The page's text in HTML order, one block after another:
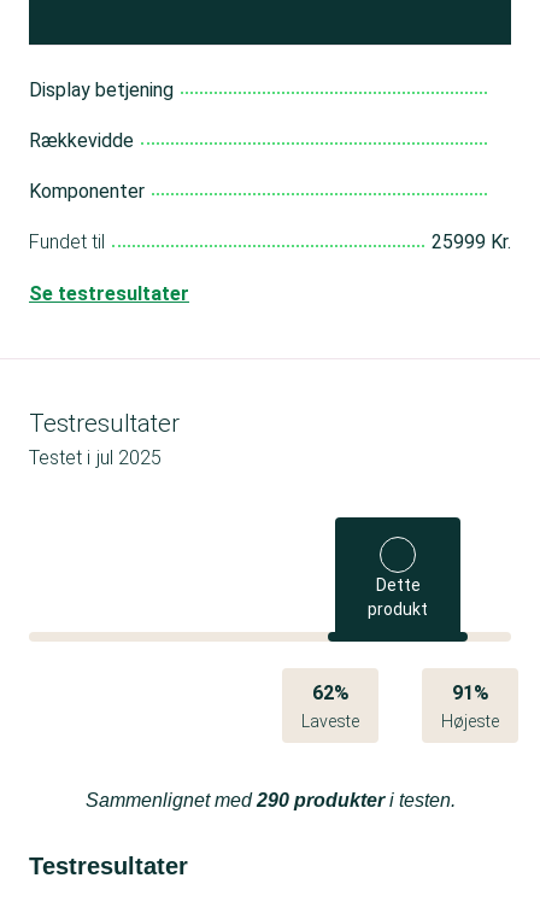
Display betjening
Rækkevidde
Komponenter
Fundet til 25999 Kr.
Se testresultater
Testresultater
Testet i jul 2025
Dette
produkt
62%
Laveste
91%
Højeste
Sammenlignet med290 produkteri testen.
Testresultater